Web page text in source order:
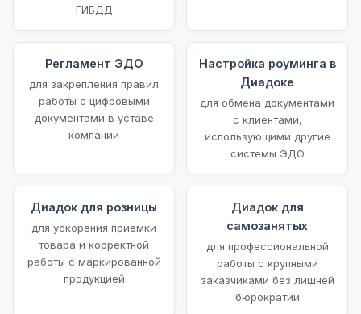
ГИБДД
Регламент ЭДО
для закрепления правил
работы с цифровыми
документами в уставе
компании
Настройка роуминга в
Диадоке
для обмена документами
с клиентами,
использующими другие
системы ЭДО
Диадок для розницы
для ускорения приемки
товара и корректной
работы с маркированной
продукцией
Диадок для
самозанятых
для профессиональной
работы с крупными
заказчиками без лишней
бюрократии